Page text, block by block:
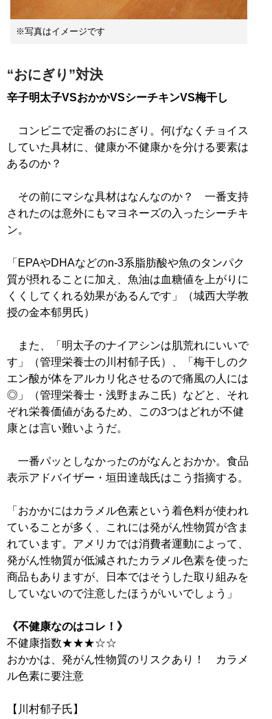
※写真はイメージです
“おにぎり”対決
辛子明太子VSおかかVSシーチキンVS梅干し
コンビニで定番のおにぎり。何げなくチョイス
していた具材に、健康か不健康かを分ける要素は
あるのか？
その前にマシな具材はなんなのか？ 一番支持
されたのは意外にもマヨネーズの入ったシーチキ
ン。
「EPAやDHAなどのn-3系脂肪酸や魚のタンパク
質が摂れることに加え、魚油は血糖値を上がりに
くくしてくれる効果があるんです」（城西大学教
授の金本郁男氏）
また、「明太子のナイアシンは肌荒れにいいで
す」（管理栄養士の川村郁子氏）、「梅干しのク
エン酸が体をアルカリ化させるので痛風の人には
◎」（管理栄養士・浅野まみこ氏）などと、それ
ぞれ栄養価値があるため、この3つはどれが不健
康とは言い難いようだ。
一番パッとしなかったのがなんとおかか。食品
表示アドバイザー・垣田達哉氏はこう指摘する。
「おかかにはカラメル色素という着色料が使われ
ていることが多く、これには発がん性物質が含ま
れています。アメリカでは消費者運動によって、
発がん性物質が低減されたカラメル色素を使った
商品もありますが、日本ではそうした取り組みを
していないので注意したほうがいいでしょう」
《不健康なのはコレ！》
不健康指数★★★☆☆
おかかは、発がん性物質のリスクあり！ カラメ
ル色素に要注意
【川村郁子氏】